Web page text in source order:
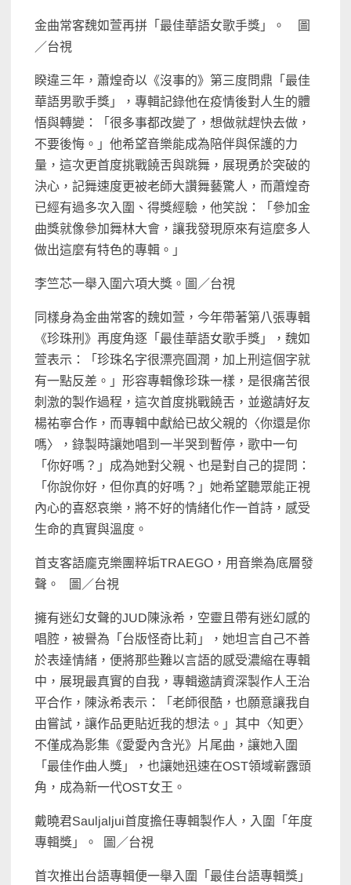
金曲常客魏如萱再拼「最佳華語女歌手獎」。 圖
／台視
睽違三年，蕭煌奇以《沒事的》第三度問鼎「最佳
華語男歌手獎」，專輯記錄他在疫情後對人生的體
悟與轉變：「很多事都改變了，想做就趕快去做，
不要後悔。」他希望音樂能成為陪伴與保護的力
量，這次更首度挑戰饒舌與跳舞，展現勇於突破的
決心，記舞速度更被老師大讚舞藝驚人，而蕭煌奇
已經有過多次入圍、得獎經驗，他笑說：「參加金
曲獎就像參加舞林大會，讓我發現原來有這麼多人
做出這麼有特色的專輯。」
李竺芯一舉入圍六項大獎。圖／台視
同樣身為金曲常客的魏如萱，今年帶著第八張專輯
《珍珠刑》再度角逐「最佳華語女歌手獎」，魏如
萱表示：「珍珠名字很漂亮圓潤，加上刑這個字就
有一點反差。」形容專輯像珍珠一樣，是很痛苦很
刺激的製作過程，這次首度挑戰饒舌，並邀請好友
楊祐寧合作，而專輯中獻給已故父親的〈你還是你
嗎〉，錄製時讓她唱到一半哭到暫停，歌中一句
「你好嗎？」成為她對父親、也是對自己的提問：
「你說你好，但你真的好嗎？」她希望聽眾能正視
內心的喜怒哀樂，將不好的情緒化作一首詩，感受
生命的真實與溫度。
首支客語龐克樂團粹垢TRAEGO，用音樂為底層發
聲。 圖／台視
擁有迷幻女聲的JUD陳泳希，空靈且帶有迷幻感的
唱腔，被譽為「台版怪奇比莉」，她坦言自己不善
於表達情緒，便將那些難以言語的感受濃縮在專輯
中，展現最真實的自我，專輯邀請資深製作人王治
平合作，陳泳希表示：「老師很酷，也願意讓我自
由嘗試，讓作品更貼近我的想法。」其中〈知更〉
不僅成為影集《愛愛內含光》片尾曲，讓她入圍
「最佳作曲人獎」，也讓她迅速在OST領域嶄露頭
角，成為新一代OST女王。
戴曉君Sauljaljui首度擔任專輯製作人，入圍「年度
專輯獎」。 圖／台視
首次推出台語專輯便一舉入圍「最佳台語專輯獎」